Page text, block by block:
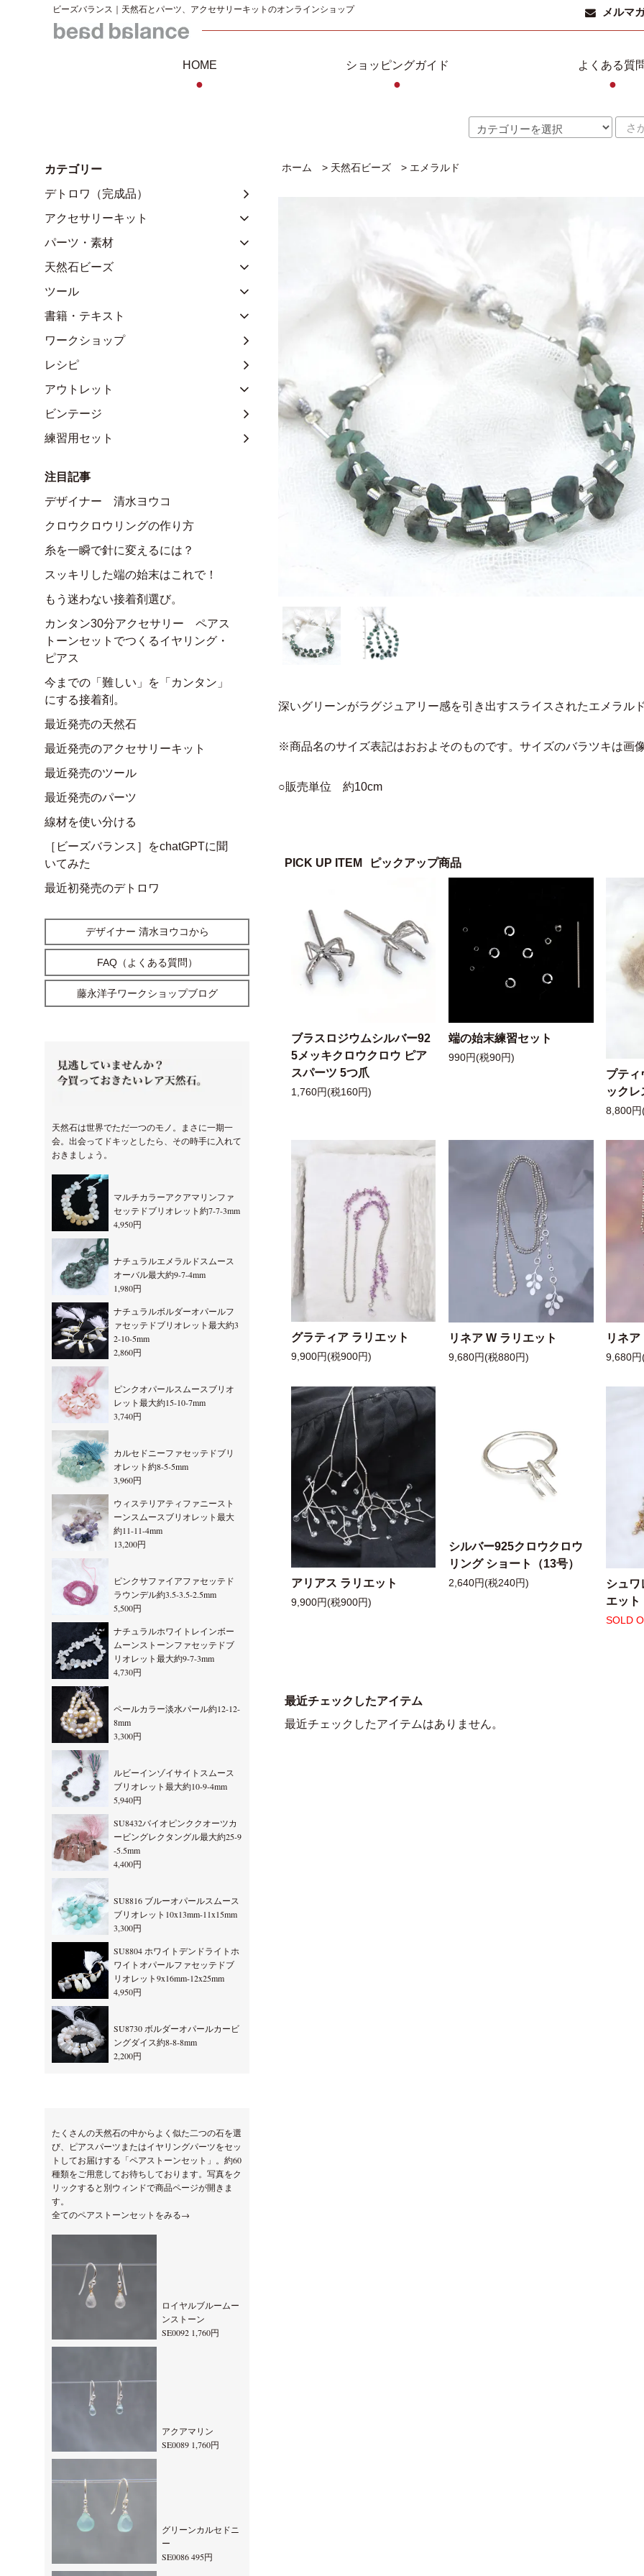
ビーズバランス｜天然石とパーツ、アクセサリーキットのオンラインショップ メルマ
HOME
●
ショッピングガイド
●
よくある質
●
ホーム > 天然石ビーズ > エメラルド
深いグリーンがラグジュアリー感を引き出すスライスされたエメラル
※商品名のサイズ表記はおおよそのものです。サイズのバラツキは画
○販売単位 約10cm
PICK UP ITEM ピックアップ商品
ブラスロジウムシルバー92
5メッキクロウクロウ ピア
スパーツ 5つ爪
1,760円(税160円)
端の始末練習セット
990円(税90円)
プティ
ックレ
8,800
グラティア ラリエット
9,900円(税900円)
リネア W ラリエット
9,680円(税880円)
リネ
9,680
アリアス ラリエット
9,900円(税900円)
シルバー925クロウクロウ
リング ショート（13号）
2,640円(税240円)
シュワ
エット
SOLD
最近チェックしたアイテム
最近チェックしたアイテムはありません。
カテゴリー
デトロワ（完成品）
アクセサリーキット
パーツ・素材
天然石ビーズ
ツール
書籍・テキスト
ワークショップ
レシピ
アウトレット
ビンテージ
練習用セット
注目記事
デザイナー 清水ヨウコ
クロウクロウリングの作り方
糸を一瞬で針に変えるには？
スッキリした端の始末はこれで！
もう迷わない接着剤選び。
カンタン30分アクセサリー ペアス
トーンセットでつくるイヤリング・
ピアス
今までの「難しい」を「カンタン」
にする接着剤。
最近発売の天然石
最近発売のアクセサリーキット
最近発売のツール
最近発売のパーツ
線材を使い分ける
［ビーズバランス］をchatGPTに聞
いてみた
最近初発売のデトロワ
デザイナー 清水ヨウコから
FAQ（よくある質問）
藤永洋子ワークショップブログ
天然石は世界でただ一つのモノ。まさに一期一
会。出会ってドキッとしたら、その時手に入れて
おきましょう。
マルチカラーアクアマリンファ
セッテドブリオレット約7-7-3mm
4,950円
ナチュラルエメラルドスムース
オーバル最大約9-7-4mm
1,980円
ナチュラルボルダーオパールフ
ァセッテドブリオレット最大約3
2-10-5mm
2,860円
ピンクオパールスムースブリオ
レット最大約15-10-7mm
3,740円
カルセドニーファセッテドブリ
オレット約8-5-5mm
3,960円
ウィステリアティファニースト
ーンスムースブリオレット最大
約11-11-4mm
13,200円
ピンクサファイアファセッテド
ラウンデル約3.5-3.5-2.5mm
5,500円
ナチュラルホワイトレインボー
ムーンストーンファセッテドブ
リオレット最大約9-7-3mm
4,730円
ペールカラー淡水パール約12-12-
8mm
3,300円
ルビーインゾイサイトスムース
ブリオレット最大約10-9-4mm
5,940円
SU8432バイオピンククオーツカ
ービングレクタングル最大約25-9
-5.5mm
4,400円
SU8816 ブルーオパールスムース
ブリオレット10x13mm-11x15mm
3,300円
SU8804 ホワイトデンドライトホ
ワイトオパールファセッテドブ
リオレット9x16mm-12x25mm
4,950円
SU8730 ボルダーオパールカービ
ングダイス約8-8-8mm
2,200円
たくさんの天然石の中からよく似た二つの石を選
び、ピアスパーツまたはイヤリングパーツをセッ
トしてお届けする「ペアストーンセット」。約60
種類をご用意してお待ちしております。写真をク
リックすると別ウィンドで商品ページが開きま
す。
全てのペアストーンセットをみる→
ロイヤルブルームー
ンストーン
SE0092 1,760円
アクアマリン
SE0089 1,760円
グリーンカルセドニ
ー
SE0086 495円